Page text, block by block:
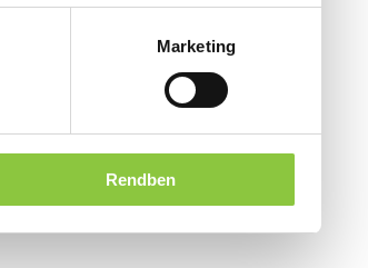
Marketing
Rendben